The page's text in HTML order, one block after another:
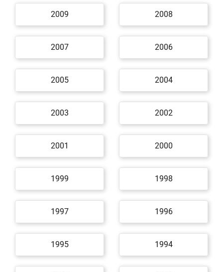
2009 2008
2007 2006
2005 2004
2003 2002
2001 2000
1999 1998
1997 1996
1995 1994